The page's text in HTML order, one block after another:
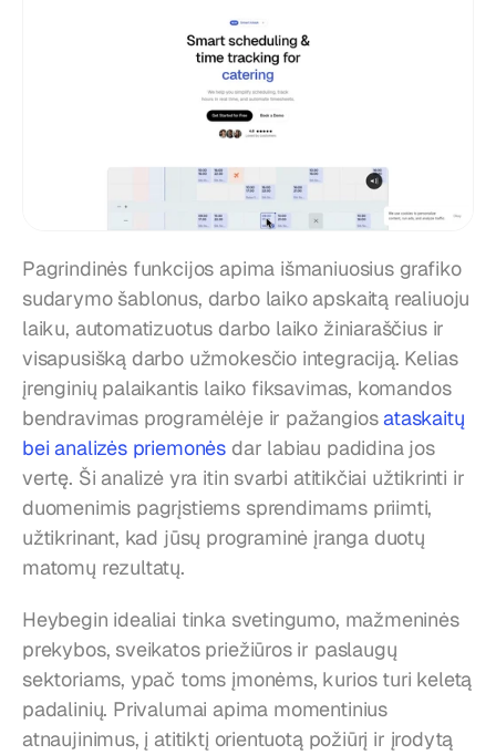
Pagrindinės funkcijos apima išmaniuosius grafiko
sudarymo šablonus, darbo laiko apskaitą realiuoju
laiku, automatizuotus darbo laiko žiniaraščius ir
visapusišką darbo užmokesčio integraciją. Kelias
įrenginių palaikantis laiko fiksavimas, komandos
bendravimas programėlėje ir pažangios ataskaitų
bei analizės priemonės dar labiau padidina jos
vertę. Ši analizė yra itin svarbi atitikčiai užtikrinti ir
duomenimis pagrįstiems sprendimams priimti,
užtikrinant, kad jūsų programinė įranga duotų
matomų rezultatų.
Heybegin idealiai tinka svetingumo, mažmeninės
prekybos, sveikatos priežiūros ir paslaugų
sektoriams, ypač toms įmonėms, kurios turi keletą
padalinių. Privalumai apima momentinius
atnaujinimus, į atitiktį orientuotą požiūrį ir įrodytą